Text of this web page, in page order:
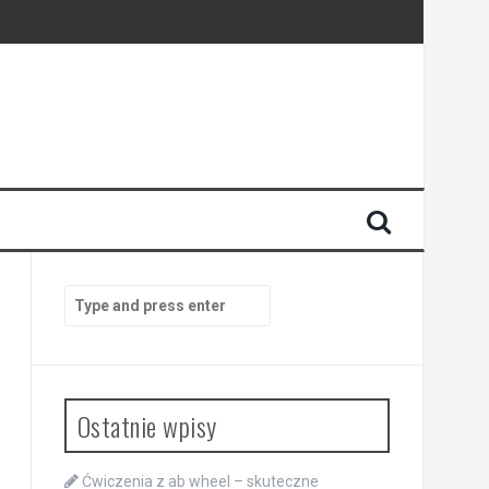
for:
Ostatnie wpisy
Ćwiczenia z ab wheel – skuteczne